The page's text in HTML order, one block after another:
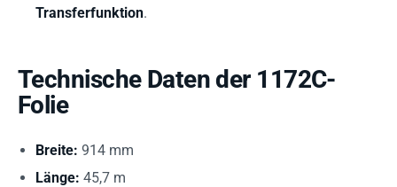
Transferfunktion.
Technische Daten der 1172C-
Folie
Breite: 914 mm
Länge: 45,7 m